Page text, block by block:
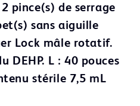
pince(s) de serrage
sans aiguille
Lock mâle rotatif.
DEHP. L : 40 pouces
stérile 7,5 mL